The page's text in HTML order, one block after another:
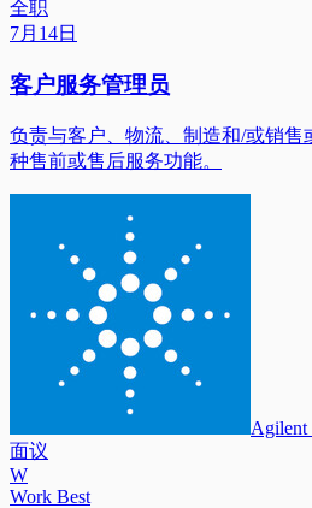
全职
7月14日
客户服务管理员
负责与客户、物流、制造和/或销售
种售前或售后服务功能。
Agilent
面议
W
Work Best